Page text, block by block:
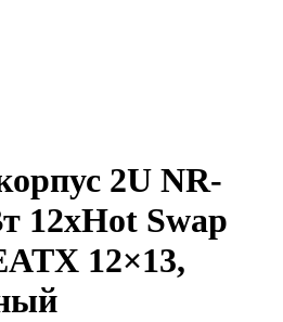
2U NR-
12xHot Swap
12×13,